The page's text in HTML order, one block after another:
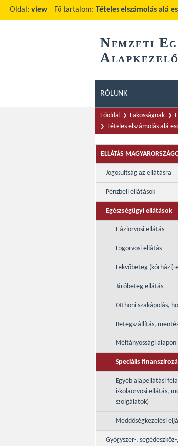
Oldal: view Fő tartalom: Tételes elszámolás alá
NEMZETI E
ALAPKEZELŐ
RÓLUNK
Főoldal Lakosságnak
Tételes elszámolás alá
ELLÁTÁS
Jogosultság az ellátásra
Pénzbeli ellátások
Egészségügyi ellátások
Háziorvosi ellátás
Fogorvosi ellátás
Fekvőbeteg (kórházi)
Járóbeteg ellátás
Otthoni szakápolás,
Betegszállítás, mentés
Méltányossági
Speciális
Egyéb alapellátási
iskolaorvosi ellátás,
szolgálatok)
Meddőségkezelési
Gyógyszer-,